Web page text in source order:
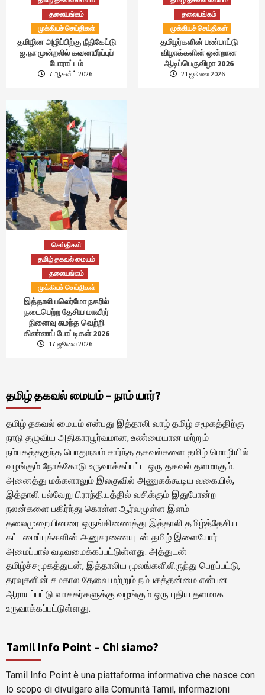
தலையங்கம்
முக்கியச் செய்திகள்
தமிழின அழிப்பிற்கு நீதிகேட்டு
ஐ.நா முன்றலில் கவனயீர்ப்புப்
போராட்டம்
7 ஆகஸ்ட் 2026
தலையங்கம்
முக்கியச் செய்திகள்
தமிழர்களின் பண்பாட்டு
விழாக்களின் ஒன்றான
ஆடிப்பெருவிழா 2026
21 ஜூலை 2026
செய்திகள்
தமிழ் தகவல் மையம்
தலையங்கம்
முக்கியச் செய்திகள்
இத்தாலி பலெர்மோ நகரில்
நடைபெற்ற தேசிய மாவீரர்
நினைவு சுமந்த வெற்றி
கிண்ணப் போட்டிகள் 2026
17 ஜூலை 2026
தமிழ் தகவல் மையம் – நாம் யார்?
தமிழ் தகவல் மையம் என்பது இத்தாலி வாழ் தமிழ் சமூகத்திற்கு
நாடு தழுவிய அதிகாரபூர்வமான, உண்மையான மற்றும்
நம்பகத்தகுந்த பொதுநலம் சார்ந்த தகவல்களை தமிழ் மொழியில்
வழங்கும் நோக்கோடு உருவாக்கப்பட்ட ஒரு தகவல் தளமாகும்.
அனைத்து மக்களாலும் இலகுவில் அணுகக்கூடிய வகையில்,
இத்தாலி பல்வேறு பிராந்தியத்தில் வசிக்கும் இதுபோன்ற
நலன்களை பகிர்ந்து கொள்ள ஆர்வமுள்ள இளம்
தலைமுறையினரை ஒருங்கிணைத்து இத்தாலி தமிழ்த்தேசிய
கட்டமைப்புக்களின் அனுசரணையுடன் தமிழ் இளையோர்
அமைப்பால் வடிவமைக்கப்பட்டுள்ளது. அத்துடன்
தமிழ்ச்சமூகத்துடன், இத்தாலிய மூலங்களிலிருந்து பெறப்பட்டு,
தரவுகளின் சமகால தேவை மற்றும் நம்பகத்தன்மை என்பன
ஆராயப்பட்டு வாசகர்களுக்கு வழங்கும் ஒரு புதிய தளமாக
உருவாக்கப்பட்டுள்ளது.
Tamil Info Point – Chi siamo?
Tamil Info Point è una piattaforma informativa che nasce con
lo scopo di divulgare alla Comunità Tamil, informazioni